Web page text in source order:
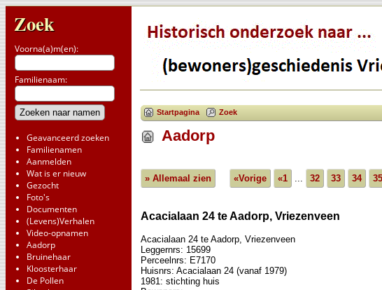
Zoek
Voorna(a)m(en):
Familienaam:
Geavanceerd zoeken
Familienamen
Aanmelden
Wat is er nieuw
Gezocht
Foto's
Documenten
(Levens)Verhalen
Video-opnamen
Aadorp
Bruinehaar
Kloosterhaar
De Pollen
Startpagina Zoek
Aadorp
» Allemaal zien «Vorige «1 ... 32 33 34 35
Acacialaan 24 te Aadorp, Vriezenveen
Acacialaan 24 te Aadorp, Vriezenveen
Leggernrs: 15699
Perceelnrs: E7170
Huisnrs: Acacialaan 24 (vanaf 1979)
1981: stichting huis